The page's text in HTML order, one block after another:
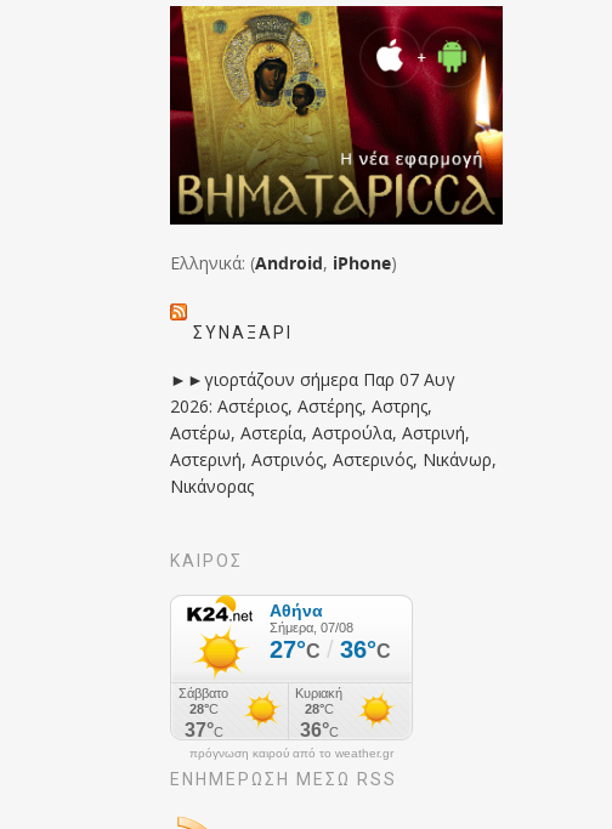
Ελληνικά: (Android, iPhone)
ΣΥΝΑΞΆΡΙ
►►γιορτάζουν σήμερα Παρ 07 Αυγ
2026: Αστέριος, Αστέρης, Αστρης,
Αστέρω, Αστερία, Αστρούλα, Αστρινή,
Αστερινή, Αστρινός, Αστερινός, Νικάνωρ,
Νικάνορας
ΚΑΙΡΟΣ
πρόγνωση καιρού από το weather.gr
ΕΝΗΜΈΡΩΣΉ ΜΕΣΩ RSS